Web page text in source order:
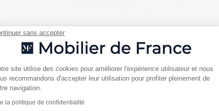
sans accepter
de Gestion du
site utilise des cookies pour améliorer l'expérience utilisateur et nous
recommandons d'accepter leur utilisation pour profiter pleinement de
navigation.
la politique de confidentialité
Axeptio consent
à